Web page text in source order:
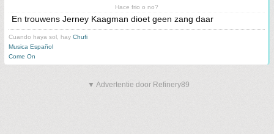
Hace frio o no?
En trouwens Jerney Kaagman dioet geen zang daar
Cuando haya sol, hay Chufi
Musica Español
Come On
▼ Advertentie door Refinery89